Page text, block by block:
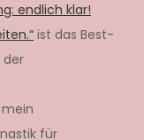
endlich klar!
ist das Best-
der
für